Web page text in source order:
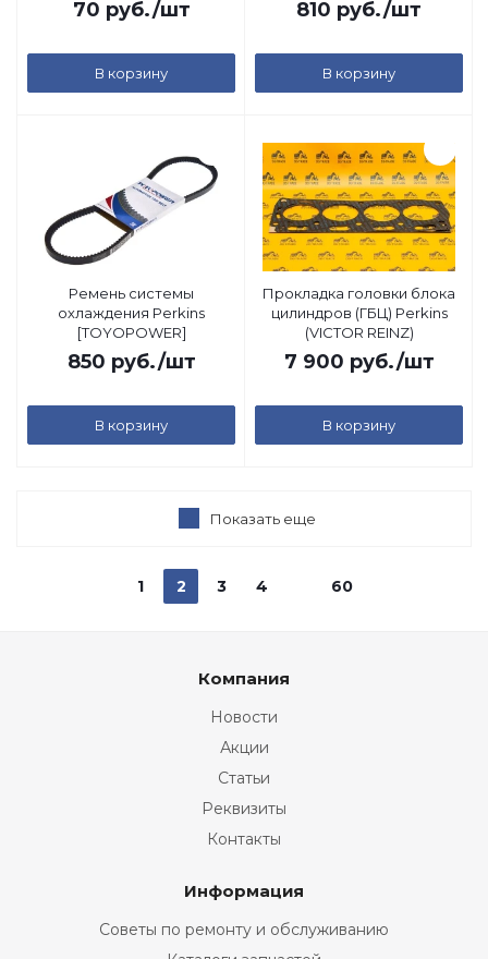
70 руб./шт
В корзину
810 руб./шт
В корзину
Ремень системы
охлаждения Perkins
[TOYOPOWER]
850 руб./шт
В корзину
Прокладка головки блока
цилиндров (ГБЦ) Perkins
(VICTOR REINZ)
7 900 руб./шт
В корзину
Показать еще
1 2 3 4 60
Компания
Новости
Акции
Статьи
Реквизиты
Контакты
Информация
Советы по ремонту и обслуживанию